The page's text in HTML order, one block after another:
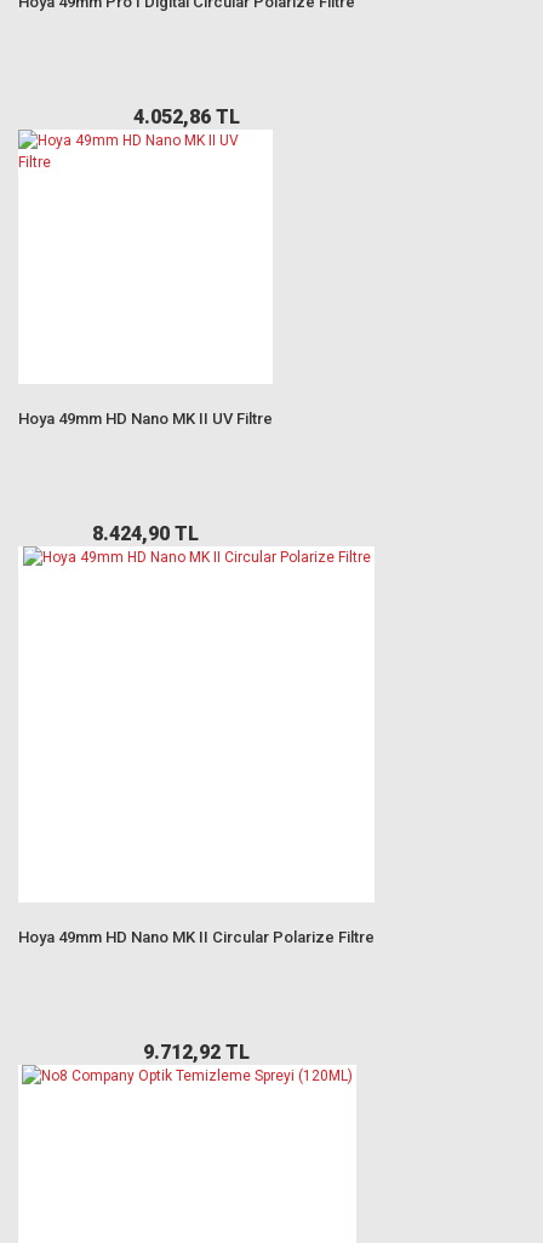
4.052,86 TL
Hoya 49mm HD Nano MK II UV Filtre
8.424,90 TL
Hoya 49mm HD Nano MK II Circular Polarize Filtre
9.712,92 TL